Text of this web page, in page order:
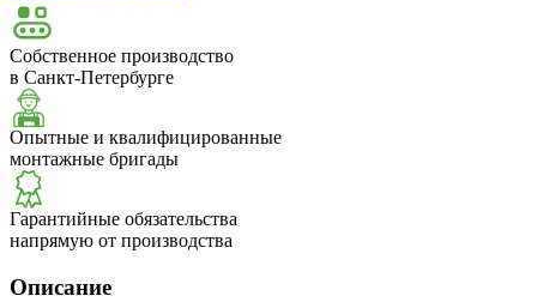
Собственное производство
в Санкт-Петербурге
Опытные и квалифицированные
монтажные бригады
Гарантийные обязательства
напрямую от производства
Описание